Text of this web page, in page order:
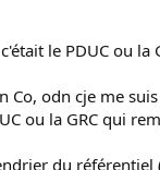
le PDUC ou la
odn cje me
ou la GRC qui
du